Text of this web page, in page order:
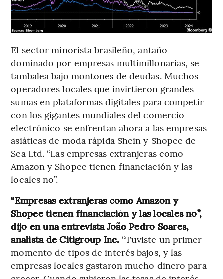
El sector minorista brasileño, antaño
dominado por empresas multimillonarias, se
tambalea bajo montones de deudas. Muchos
operadores locales que invirtieron grandes
sumas en plataformas digitales para competir
con los gigantes mundiales del comercio
electrónico se enfrentan ahora a las empresas
asiáticas de moda rápida Shein y Shopee de
Sea Ltd. “Las empresas extranjeras como
Amazon y Shopee tienen financiación y las
locales no”.
“Empresas extranjeras como Amazon y
Shopee tienen financiación y las locales no”,
dijo en una entrevista João Pedro Soares,
analista de Citigroup Inc. “Tuviste un primer
momento de tipos de interés bajos, y las
empresas locales gastaron mucho dinero para